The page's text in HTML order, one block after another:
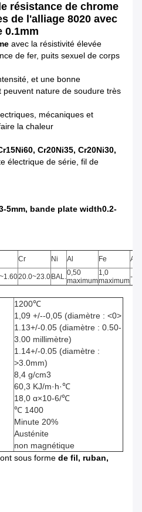
résistance de chrome
de l'alliage 8020 avec
0.1mm
avec la résistivité élevée
de fer, puits sexuel de corps
et une bonne
nature de soudure très
mécaniques et
la chaleur
Cr20Ni35, Cr20Ni30,
électrique de série, fil de
5mm, bande plate width0.2-
Cr Ni Al Fe
20.0~23.0 BAL.0,50
maximum
1,0
maximum-
1200℃
1,09 +/--0,05 (diamètre : <0>
1.13+/-0.05 (diamètre : 0.50-
3.00 millimètre)
1.14+/-0.05 (diamètre :
>3.0mm)
8,4 g/cm3
60,3 KJ/m·h·℃
18,0 α×10-6/℃
℃ 1400
Minute 20%
Austénite
non magnétique
sous forme de fil, ruban,